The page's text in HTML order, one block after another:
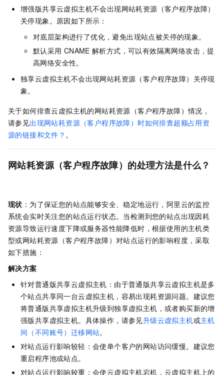
增强版共享云虚拟主机不会出现网站耗资源（客户程序故障）
关停现象。原因如下所示：
对底层架构进行了优化，避免出现站点被关停的现象。
默认采用 CNAME 解析方式，可以有效隔离网络攻击，提
高网络安全性。
独享云虚拟主机不会出现网站耗资源（客户程序故障）关停现
象。
关于如何排查云虚拟主机的网站耗资源（客户程序故障）情况，
请参见出现网站耗资源（客户程序故障）时如何排查超额占用资
源的链接和文件？ 。
网站耗资源（客户程序故障）的处理方法是什么？
现状 ：为了保证您的站点能够安全、稳定地运行，阿里云的监控
系统会实时关注您的站点运行状态。当检测到您的站点出现因耗
资源导致运行速度下降或服务器性能降低时，根据使用的主机类
型或网站耗资源（客户程序故障）对站点运行的影响程度，采取
如下措施：
解决方案
针对普通版共享云虚拟主机：由于普通版共享云虚拟主机是多
个站点共享同一台云虚拟主机，容易出现耗资源问题。建议您
将普通版共享虚拟主机升级到独享虚拟主机，或者购买新的增
强版共享虚拟主机。具体操作，请参见升级云虚拟主机或主机
间（不同账号）迁移网站。
对站点运行影响较轻：会使单个客户的网站访问缓慢。建议您
重启程序池或站点。
对站点运行影响较重：会使云虚拟主机宕机，云虚拟主机上的